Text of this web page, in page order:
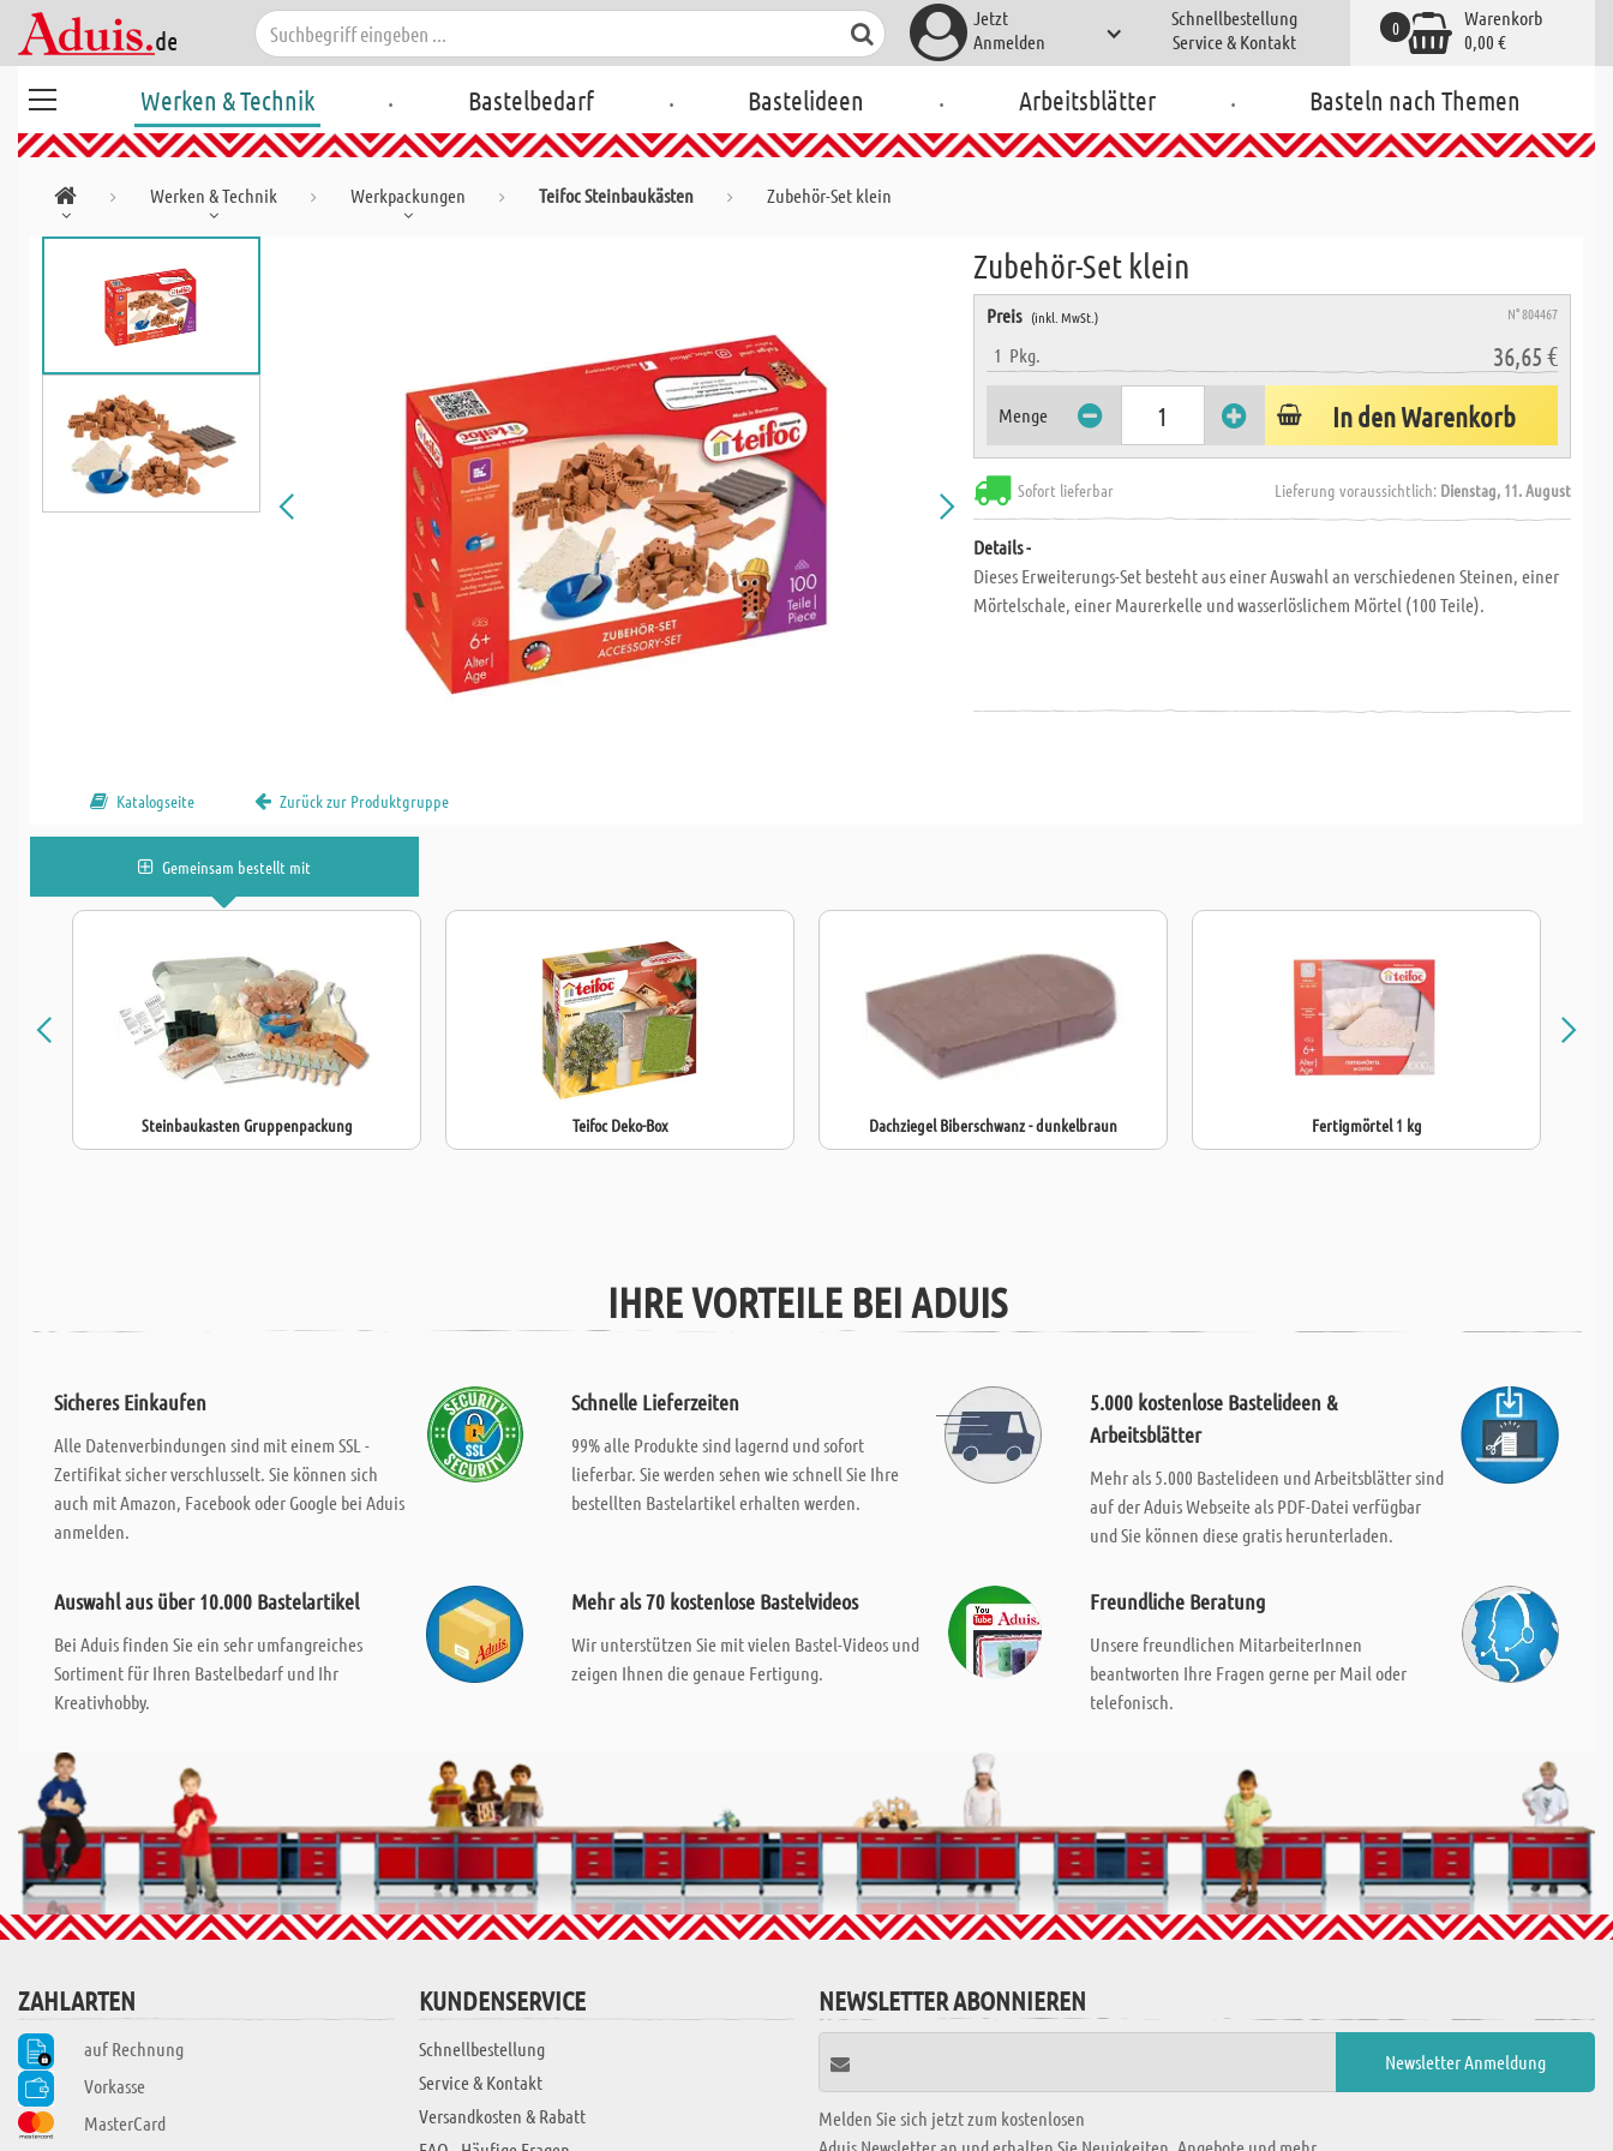
Jetzt
Anmelden
Schnellbestellung
Service & Kontakt
Warenkorb
0,00 €
0
Werken & Technik . Bastelbedarf . Bastelideen . Arbeitsblätter . Basteln nach Themen
Werken & Technik Werkpackungen Teifoc Steinbaukästen Zubehör-Set klein
Zubehör-Set klein
Preis (inkl. MwSt.) N° 804467
1 Pkg. 36,65 €
Menge In den Warenkorb
Sofort lieferbar Lieferung voraussichtlich: Dienstag, 11. August
Details -
Dieses Erweiterungs-Set besteht aus einer Auswahl an verschiedenen Steinen, einer
Mörtelschale, einer Maurerkelle und wasserlöslichem Mörtel (100 Teile).
Katalogseite Zurück zur Produktgruppe
Gemeinsam bestellt mit
Steinbaukasten Gruppenpackung Teifoc Deko-Box Dachziegel Biberschwanz - dunkelbraun Fertigmörtel 1 kg
IHRE VORTEILE BEI ADUIS
Sicheres Einkaufen
Alle Datenverbindungen sind mit einem SSL -
Zertifikat sicher verschlusselt. Sie können sich
auch mit Amazon, Facebook oder Google bei Aduis
anmelden.
Schnelle Lieferzeiten
99% alle Produkte sind lagernd und sofort
lieferbar. Sie werden sehen wie schnell Sie Ihre
bestellten Bastelartikel erhalten werden.
5.000 kostenlose Bastelideen &
Arbeitsblätter
Mehr als 5.000 Bastelideen und Arbeitsblätter sind
auf der Aduis Webseite als PDF-Datei verfügbar
und Sie können diese gratis herunterladen.
Auswahl aus über 10.000 Bastelartikel
Bei Aduis finden Sie ein sehr umfangreiches
Sortiment für Ihren Bastelbedarf und Ihr
Kreativhobby.
Mehr als 70 kostenlose Bastelvideos
Wir unterstützen Sie mit vielen Bastel-Videos und
zeigen Ihnen die genaue Fertigung.
Freundliche Beratung
Unsere freundlichen MitarbeiterInnen
beantworten Ihre Fragen gerne per Mail oder
telefonisch.
ZAHLARTEN
auf Rechnung
Vorkasse
MasterCard
KUNDENSERVICE
Schnellbestellung
Service & Kontakt
Versandkosten & Rabatt
NEWSLETTER ABONNIEREN
Melden Sie sich jetzt zum kostenlosen